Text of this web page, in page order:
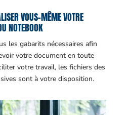
VOUS-MÊME VOTRE
NOTEBOOK
les gabarits nécessaires afin
votre document en toute
votre travail, les fichiers des
sont à votre disposition.